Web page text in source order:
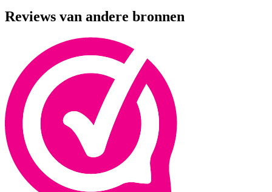
Reviews van andere bronnen